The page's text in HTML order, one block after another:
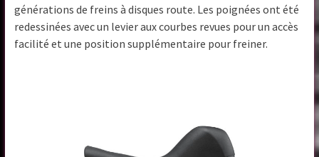
générations de freins à disques route. Les poignées ont été
redessinées avec un levier aux courbes revues pour un accès
facilité et une position supplémentaire pour freiner.